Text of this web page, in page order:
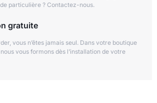
particulière ? Contactez-nous.
gratuite
vous n’êtes jamais seul. Dans votre boutique
vous formons dès l’installation de votre